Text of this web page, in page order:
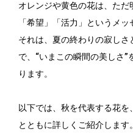
オレンジや黄色の花は、ただ
「希望」「活力」というメッ
それは、夏の終わりの寂し
で、“いまこの瞬間の美しさ
ります。
以下では、秋を代表する花
とともに詳しくご紹介します。